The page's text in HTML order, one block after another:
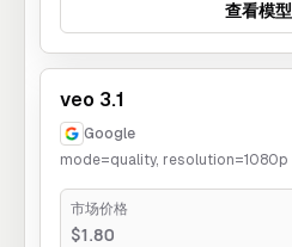
查看模型
veo 3.1
Google
mode=quality, resolution=1080p
市场价格
$1.80